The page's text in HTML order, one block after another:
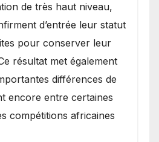
de très haut niveau,
d’entrée leur statut
pour conserver leur
résultat met également
différences de
encore entre certaines
compétitions africaines